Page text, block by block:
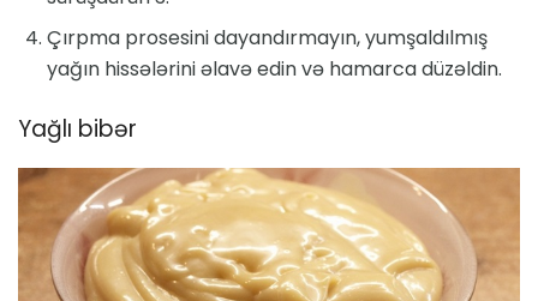
Çırpma prosesini dayandırmayın, yumşaldılmış
yağın hissələrini əlavə edin və hamarca düzəldin.
Yağlı bibər